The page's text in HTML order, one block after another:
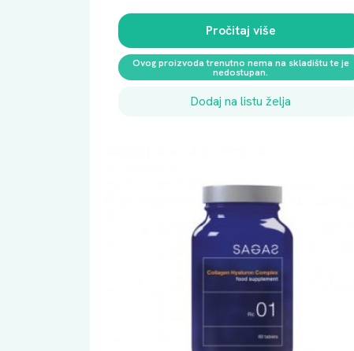
Pročitaj više
Ovog proizvoda trenutno nema na skladištu te je
nedostupan.
Dodaj na listu želja